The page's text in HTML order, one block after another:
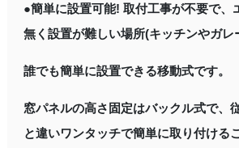
●簡単に設置可能! 取付工事が不要で、
無く設置が難しい場所(キッチンやガレ
誰でも簡単に設置できる移動式です。
窓パネルの高さ固定はバックル式で、
と違いワンタッチで簡単に取り付ける